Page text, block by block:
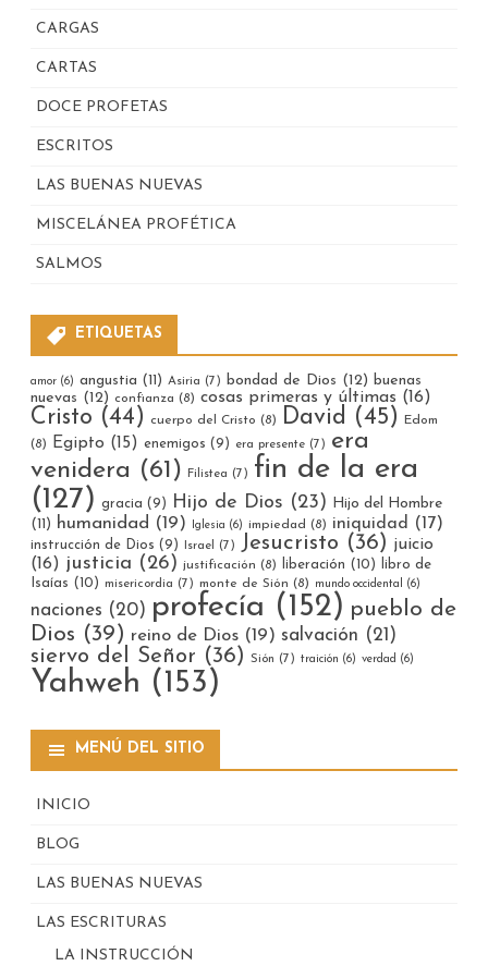
CARGAS
CARTAS
DOCE PROFETAS
ESCRITOS
LAS BUENAS NUEVAS
MISCELÁNEA PROFÉTICA
SALMOS
ETIQUETAS
amor (6) angustia (11) Asiria (7) bondad de Dios (12) buenas
nuevas (12) confianza (8) cosas primeras y últimas (16)
Cristo (44) cuerpo del Cristo (8) David (45)
Edom
(8) Egipto (15) enemigos (9) era presente (7) era
venidera (61) Filistea (7) fin de la era
(127) gracia (9) Hijo de Dios (23)
Hijo del Hombre
(11)
humanidad (19) Iglesia (6) impiedad (8) iniquidad (17)
instrucción de Dios (9) Israel (7) Jesucristo (36) juicio
(16) justicia (26) justificación (8) liberación (10)
libro de
Isaías (10) misericordia (7) monte de Sión (8) mundo occidental (6)
naciones (20) profecía (152) pueblo de
Dios (39) reino de Dios (19) salvación (21)
siervo del Señor (36) Sión (7) traición (6) verdad (6)
Yahweh (153)
MENÚ DEL SITIO
INICIO
BLOG
LAS BUENAS NUEVAS
LAS ESCRITURAS
LA INSTRUCCIÓN